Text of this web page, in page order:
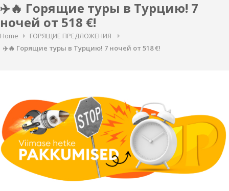
✈️🔥 Горящие туры в Турцию! 7
ночей от 518 €!
Home
ГОРЯЩИЕ ПРЕДЛОЖЕНИЯ
✈️🔥 Горящие туры в Турцию! 7 ночей от 518 €!